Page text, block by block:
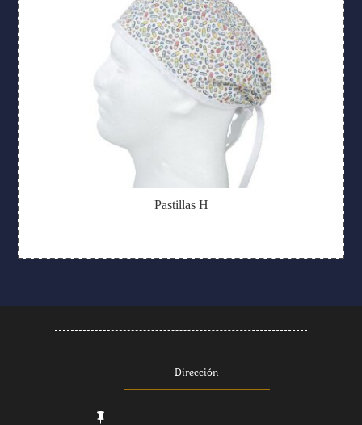
Pastillas H
Dirección
